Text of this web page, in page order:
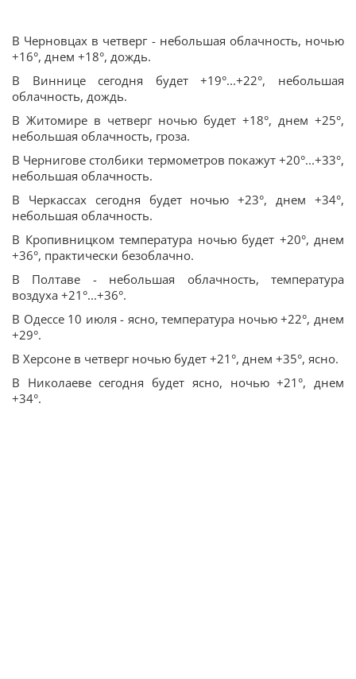
В Черновцах в четверг - небольшая облачность, ночью
+16°, днем +18°, дождь.
В Виннице сегодня будет +19°...+22°, небольшая
облачность, дождь.
В Житомире в четверг ночью будет +18°, днем +25°,
небольшая облачность, гроза.
В Чернигове столбики термометров покажут +20°...+33°,
небольшая облачность.
В Черкассах сегодня будет ночью +23°, днем +34°,
небольшая облачность.
В Кропивницком температура ночью будет +20°, днем
+36°, практически безоблачно.
В Полтаве - небольшая облачность, температура
воздуха +21°...+36°.
В Одессе 10 июля - ясно, температура ночью +22°, днем
+29°.
В Херсоне в четверг ночью будет +21°, днем +35°, ясно.
В Николаеве сегодня будет ясно, ночью +21°, днем
+34°.